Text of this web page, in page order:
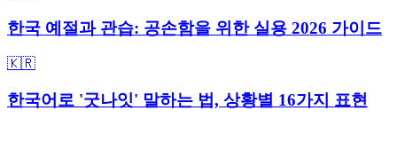
한국 예절과 관습: 공손함을 위한 실용 2026 가이드
🇰🇷
한국어로 '굿나잇' 말하는 법, 상황별 16가지 표현